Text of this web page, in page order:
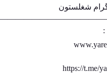
شغلستون
:
https://t.me/